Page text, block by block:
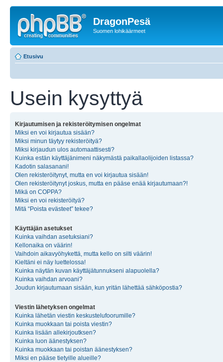
DragonPesä
Suomen lohikäärmeet
Etusivu
Usein kysyttyä
Kirjautumisen ja rekisteröitymisen ongelmat
Miksi en voi kirjautua sisään?
Miksi minun täytyy rekisteröityä?
Miksi kirjaudun ulos automaattisesti?
Kuinka estän käyttäjänimeni näkymästä paikallaolijoiden listassa?
Kadotin salasanani!
Olen rekisteröitynyt, mutta en voi kirjautua sisään!
Olen rekisteröitynyt joskus, mutta en pääse enää kirjautumaan?!
Mikä on COPPA?
Miksi en voi rekisteröityä?
Mitä “Poista evästeet” tekee?
Käyttäjän asetukset
Kuinka vaihdan asetuksiani?
Kellonaika on väärin!
Vaihdoin aikavyöhykettä, mutta kello on silti väärin!
Kieltäni ei näy luettelossa!
Kuinka näytän kuvan käyttäjätunnukseni alapuolella?
Kuinka vaihdan arvoani?
Joudun kirjautumaan sisään, kun yritän lähettää sähköpostia?
Viestin lähetyksen ongelmat
Kuinka lähetän viestin keskustelufoorumille?
Kuinka muokkaan tai poista viestin?
Kuinka lisään allekirjoutksen?
Kuinka luon äänestyksen?
Kuinka muokkaan tai poistan äänestyksen?
Miksi en pääse tietyille alueille?